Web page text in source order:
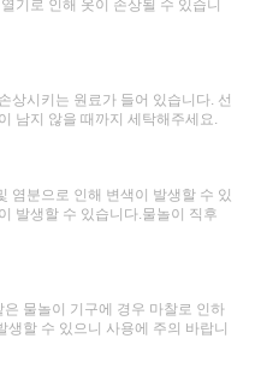
기로 인해 옷이 손상될 수 있습니
상시키는 원료가 들어 있습니다. 선
남지 않을 때까지 세탁해주세요.
염분으로 인해 변색이 발생할 수 있
발생할 수 있습니다.물놀이 직후
물놀이 기구에 경우 마찰로 인하
생할 수 있으니 사용에 주의 바랍니